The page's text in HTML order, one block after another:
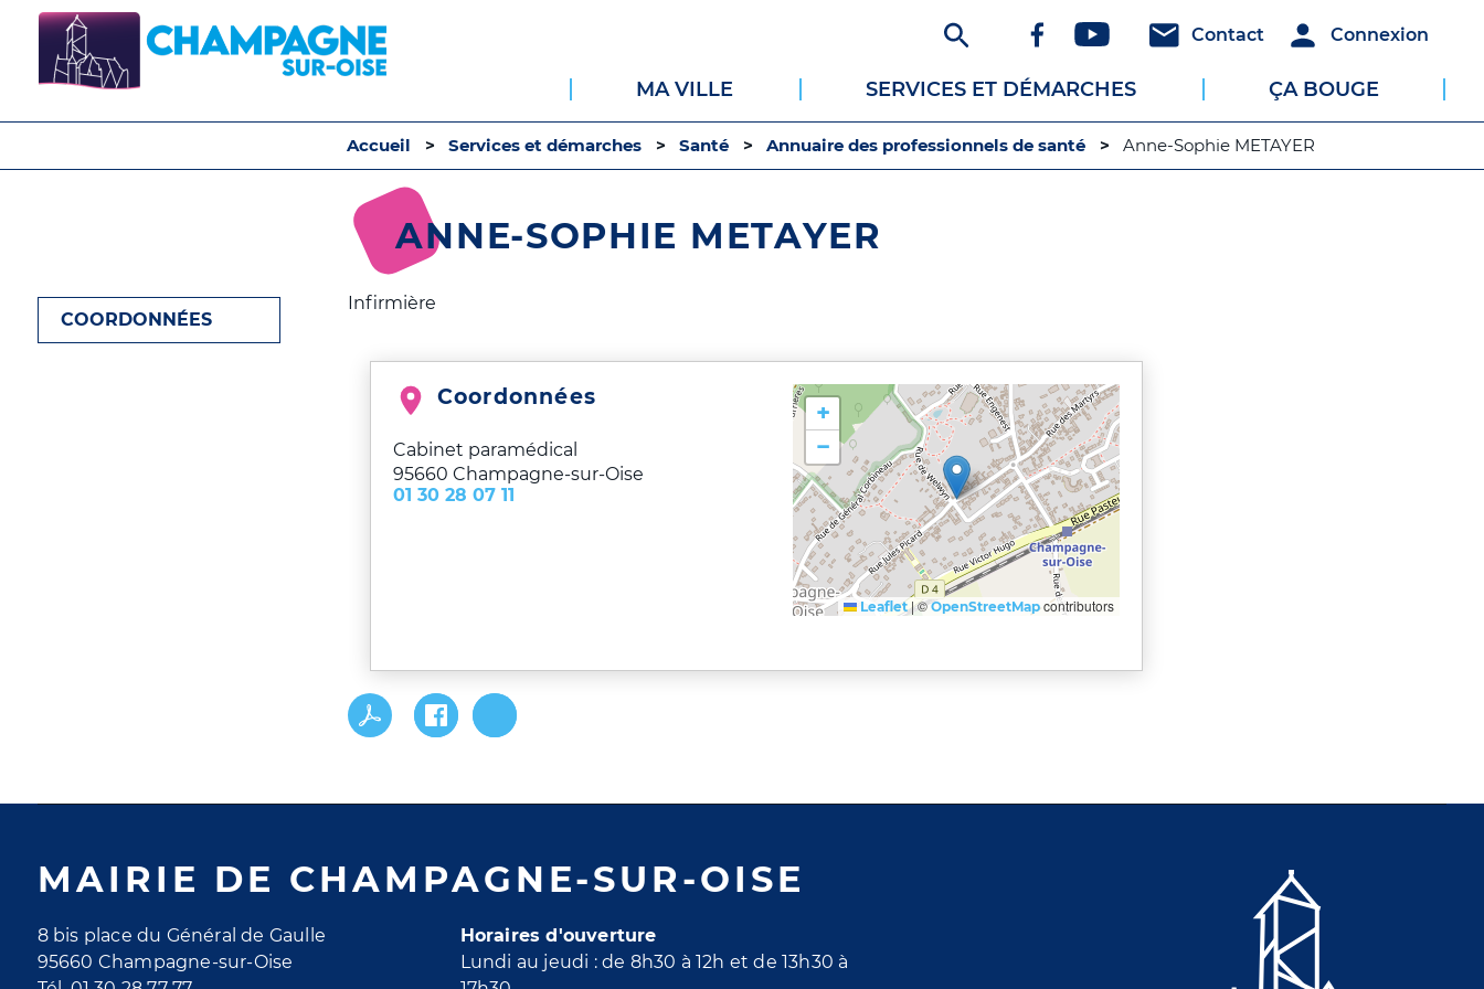
principal
Header
Connexion
Connexion
Header
Communication
Contact
Réseaux
sociaux
MA VILLE SERVICES ET DÉMARCHES ÇA BOUGE
Accueil Services et démarches Santé Annuaire des professionnels de santé Anne-Sophie METAYER
ANNE-SOPHIE METAYER
COORDONNÉES
Infirmière
Coordonnées
Cabinet paramédical
95660 Champagne-sur-Oise
01 30 28 07 11
+
−
Leaflet |©OpenStreetMapcontributors
MAIRIE DE CHAMPAGNE-SUR-OISE
8 bis place du Général de Gaulle
95660 Champagne-sur-Oise
Horaires d'ouverture
Lundi au jeudi : de 8h30 à 12h et de 13h30 à